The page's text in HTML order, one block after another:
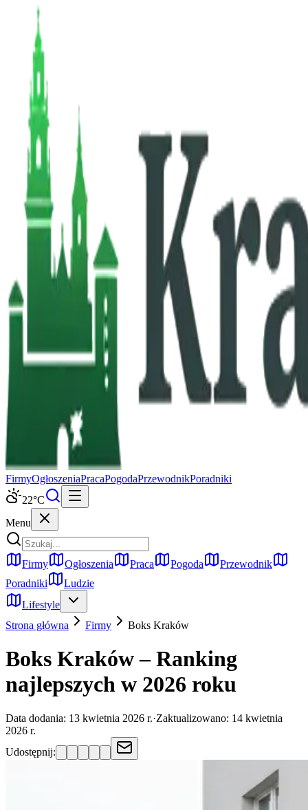
FirmyOgłoszeniaPracaPogodaPrzewodnikPoradniki
22°C
Menu
Firmy Ogłoszenia Praca Pogoda
Przewodnik
Poradniki
Ludzie
Lifestyle
Strona główna
Firmy Boks Kraków
Boks Kraków – Ranking
najlepszych w 2026 roku
Data dodania: 13 kwietnia 2026 r.·Zaktualizowano: 14 kwietnia
2026 r.
Udostępnij: